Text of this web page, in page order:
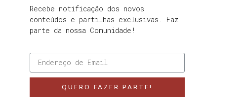
Recebe notificação dos novos
conteúdos e partilhas exclusivas. Faz
parte da nossa Comunidade!
QUERO FAZER PARTE!